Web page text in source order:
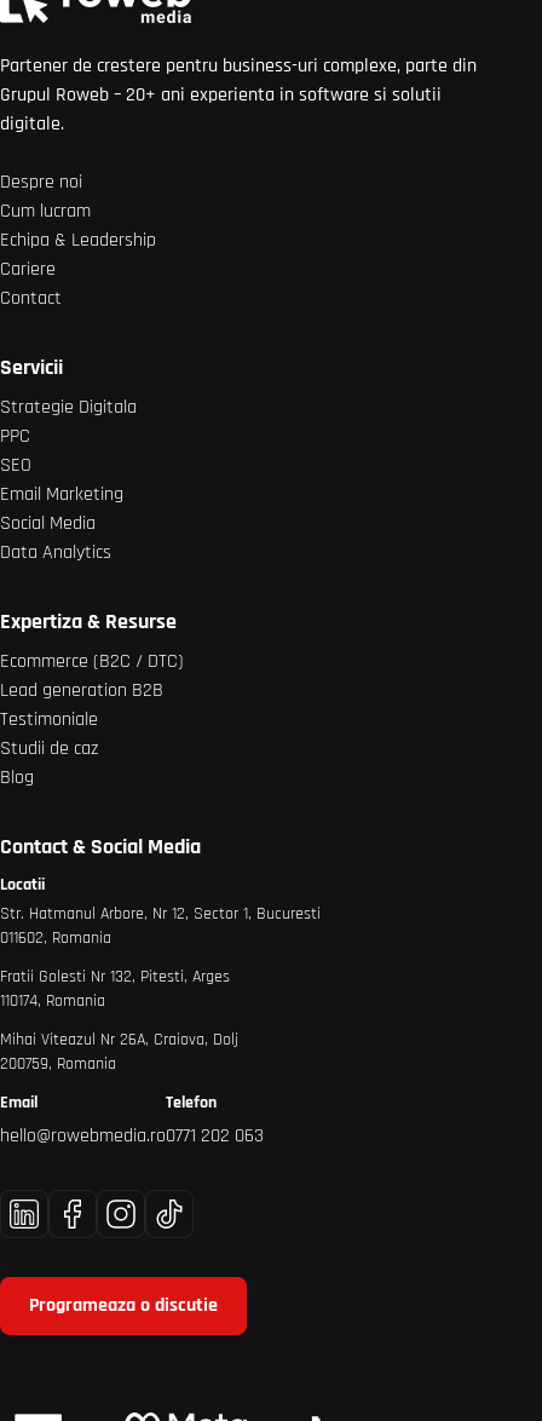
Partener de crestere pentru business-uri complexe, parte din
Grupul Roweb – 20+ ani experienta in software si solutii
digitale.
Despre noi
Cum lucram
Echipa & Leadership
Cariere
Contact
Servicii
Strategie Digitala
PPC
SEO
Email Marketing
Social Media
Data Analytics
Expertiza & Resurse
Ecommerce (B2C / DTC)
Lead generation B2B
Testimoniale
Studii de caz
Blog
Contact & Social Media
Locatii
Str. Hatmanul Arbore, Nr 12, Sector 1, Bucuresti
011602, Romania
Fratii Golesti Nr 132, Pitesti, Arges
110174, Romania
Mihai Viteazul Nr 26A, Craiova, Dolj
200759, Romania
Email
hello@rowebmedia.ro
Telefon
0771 202 063
Programeaza o discutie